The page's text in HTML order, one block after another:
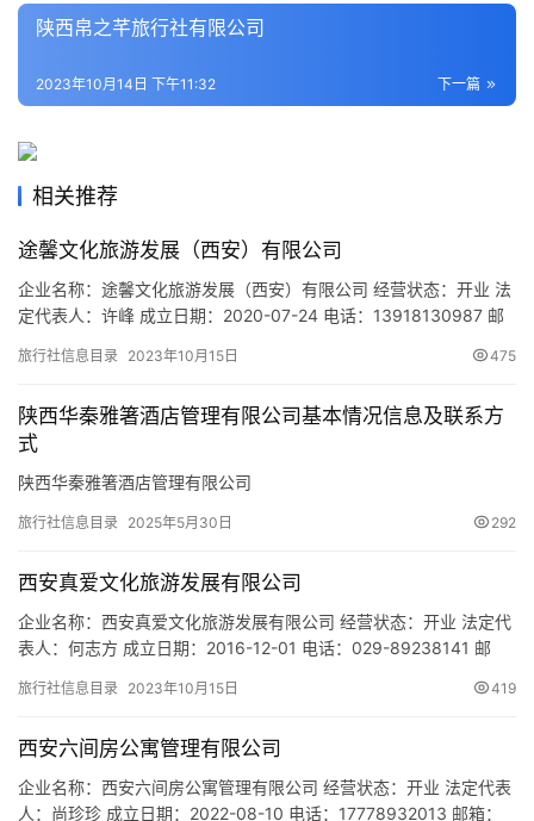
家
本
地
生
活
游
城
市
陕西帛之芊旅行社有限公司
下一篇
2023年10月14日 下午11:32
相关推荐
途馨文化旅游发展（西安）有限公司
企业名称：途馨文化旅游发展（西安）有限公司 经营状态：开业 法
定代表人：许峰 成立日期：2020-07-24 电话：13918130987 邮
91610133MAB0J5Q503 注册地址：西安曲江新区雁翔路3001号
服务；旅行社服务网…
旅行社信息目录 2023年10月15日 475
陕西华秦雅箸酒店管理有限公司基本情况信息及联系方
式
陕西华秦雅箸酒店管理有限公司
旅行社信息目录 2025年5月30日 292
西安真爱文化旅游发展有限公司
企业名称：西安真爱文化旅游发展有限公司 经营状态：开业 法定代
表人：何志方 成立日期：2016-12-01 电话：029-89238141 邮
91610116MA6U0GM17T 注册地址：西安市长安区杨庄街办大寨村
开发项目策划咨询；园区…
旅行社信息目录 2023年10月15日 419
西安六间房公寓管理有限公司
企业名称：西安六间房公寓管理有限公司 经营状态：开业 法定代表
人：尚珍珍 成立日期：2022-08-10 电话：17778932013 邮箱：